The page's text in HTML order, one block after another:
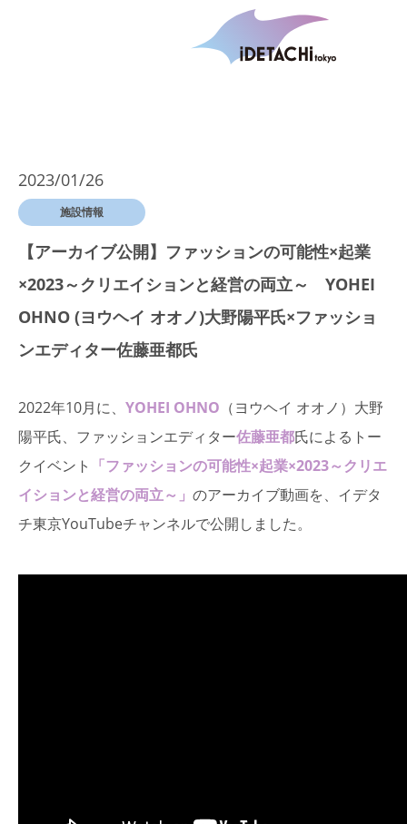
2023/01/26
施設情報
【アーカイブ公開】ファッションの可能性×起業
×2023～クリエイションと経営の両立～ YOHEI
OHNO (ヨウヘイ オオノ)大野陽平氏×ファッショ
ンエディター佐藤亜都氏
2022年10月に、 YOHEI OHNO （ヨウヘイ オオノ）大野
陽平氏、ファッションエディター佐藤亜都氏によるトー
クイベント 「ファッションの可能性×起業×2023～クリエ
イションと経営の両立～」 のアーカイブ動画を、イデタ
チ東京YouTubeチャンネルで公開しました。